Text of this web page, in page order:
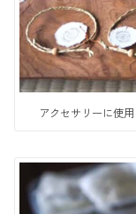
アクセサリーに使